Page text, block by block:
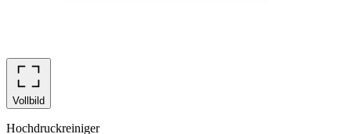
Vollbild
Hochdruckreiniger